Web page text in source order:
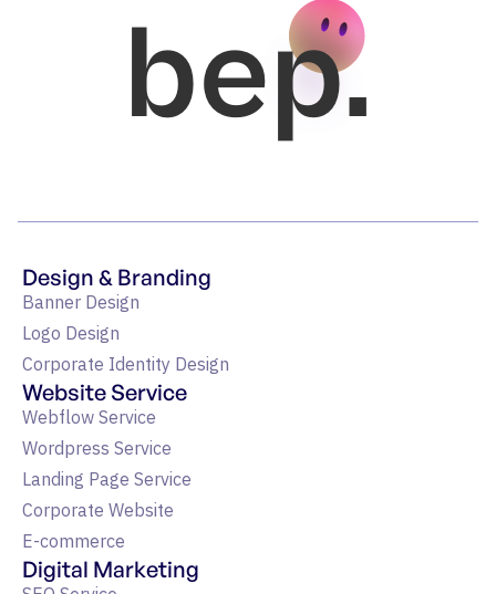
bep.
Design & Branding
Banner Design
Logo Design
Corporate Identity Design
Website Service
Webflow Service
Wordpress Service
Landing Page Service
Corporate Website
E-commerce
Digital Marketing